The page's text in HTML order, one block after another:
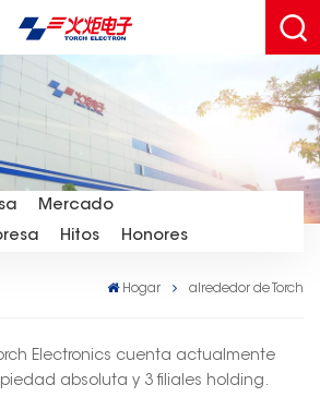
Mercado
Hitos Honores
Hogar alrededor de Torch
Electronics cuenta actualmente
absoluta y 3 filiales holding.